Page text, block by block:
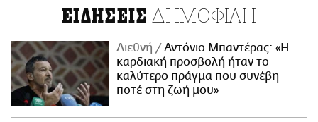
ΕΙΔΗΣΕΙΣ ΔΗΜΟΦΙΛΗ
Διεθνή
Αντόνιο Μπαντέρας: «Η
καρδιακή προσβολή ήταν το
καλύτερο πράγμα που συνέβη
ποτέ στη ζωή μου»